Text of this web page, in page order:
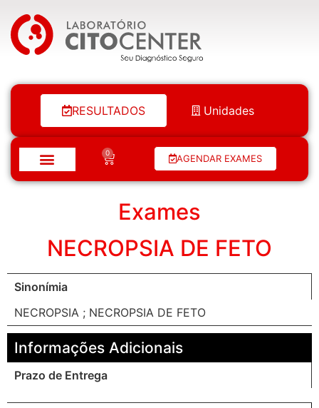
Laboratório Citocenter
RESULTADOS Unidades
0 AGENDAR EXAMES
Exames
NECROPSIA DE FETO
Sinonímia
NECROPSIA ; NECROPSIA DE FETO
Informações Adicionais
Prazo de Entrega